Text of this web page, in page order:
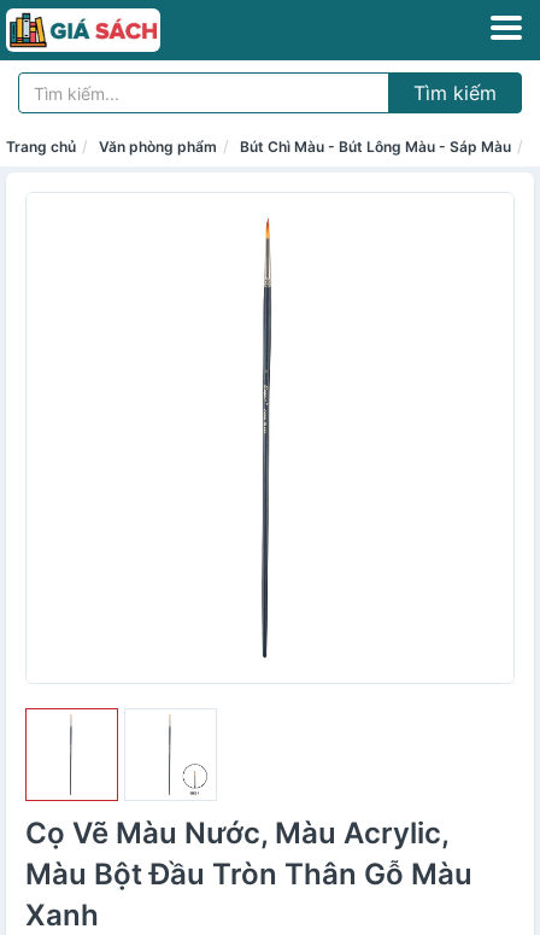
Tìm kiếm
Trang chủ Văn phòng phẩm Bút Chì Màu - Bút Lông Màu - Sáp Màu
Cọ Vẽ Màu Nước, Màu Acrylic,
Màu Bột Đầu Tròn Thân Gỗ Màu
Xanh